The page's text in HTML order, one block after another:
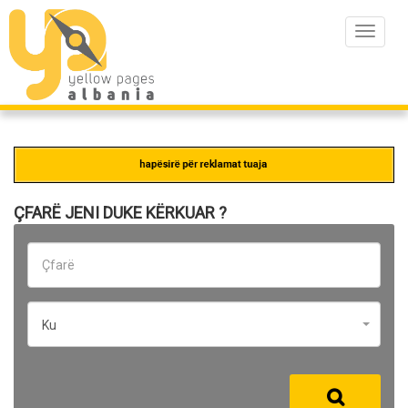
Toggle
ÇFARË JENI DUKE KËRKUAR ?
Ku